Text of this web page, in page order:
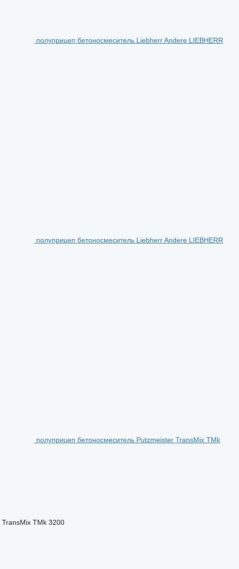
полуприцеп бетоносмеситель Liebherr Andere LIEBHERR
полуприцеп бетоносмеситель Liebherr Andere LIEBHERR
полуприцеп бетоносмеситель Putzmeister TransMix TMk
TransMix TMk 3200